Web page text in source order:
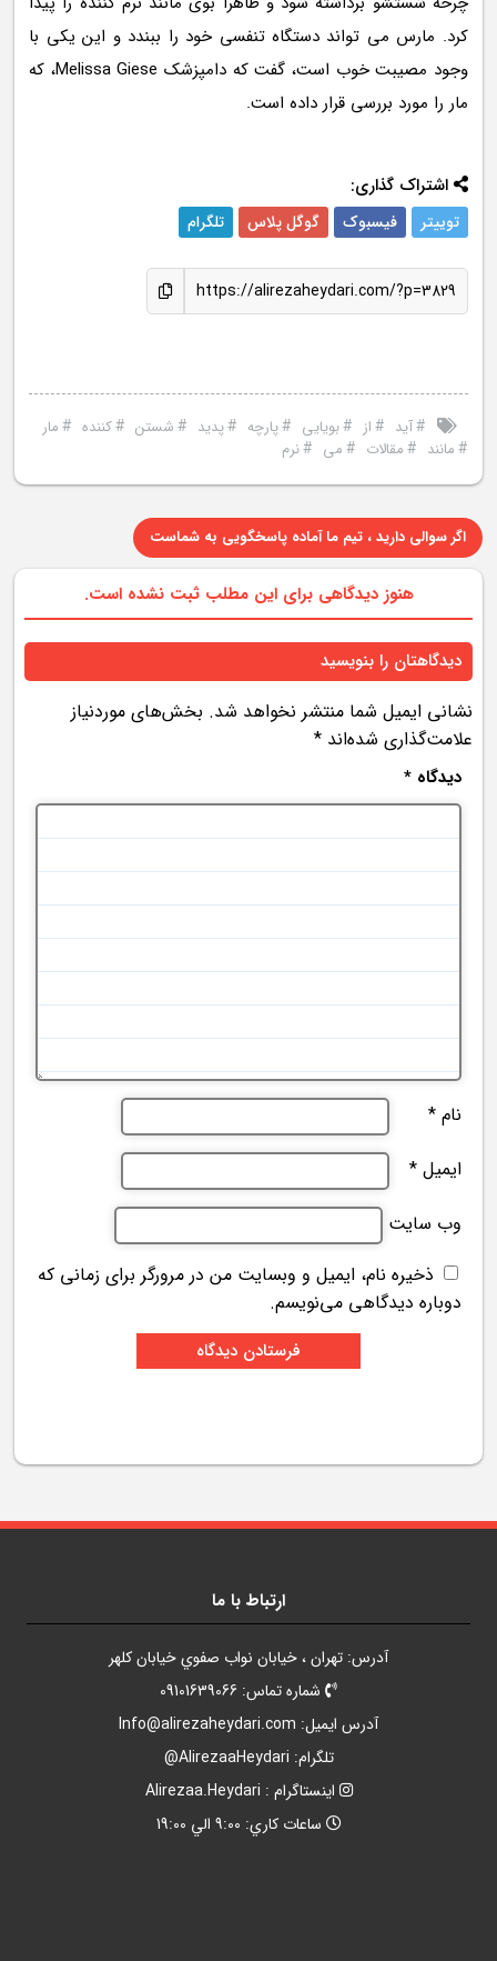
کرد. مارس می تواند دستگاه تنفسی خود را ببندد و این یکی با
وجود مصیبت خوب است، گفت که دامپزشک Melissa Giese، که
مار را مورد بررسی قرار داده است.
اشتراک گذاری:
توییتر فیسبوک گوگل پلاس تلگرام
https://alirezaheydari.com/?p=3829
#آید #از #بویایی #پارچه #پدید #شستن #کننده #مار
#مانند #مقالات #می #نرم
اگر سوالی دارید ، تیم ما آماده پاسخگویی به شماست
هنوز دیدگاهی برای این مطلب ثبت نشده است.
دیدگاهتان را بنویسید
نشانی ایمیل شما منتشر نخواهد شد. بخش‌های موردنیاز
علامت‌گذاری شده‌اند *
دیدگاه *
نام *
ایمیل *
وب‌ سایت
ذخیره نام، ایمیل و وبسایت من در مرورگر برای زمانی که
دوباره دیدگاهی می‌نویسم.
ارتباط با ما
آدرس: تهران ، خيابان نواب صفوي خيابان کلهر
شماره تماس: 09101639066
آدرس ايميل: Info@alirezaheydari.com
تلگرام: AlirezaaHeydari@
اينستاگرام : Alirezaa.Heydari
ساعات کاري: 9:00 الي 19:00